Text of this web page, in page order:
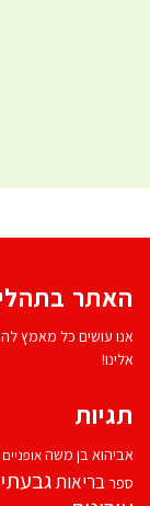
האתר
אנו עושים כל מאמץ
אלינו!
תגיות
אביהוא בן משהאופניים
ספרבריאות